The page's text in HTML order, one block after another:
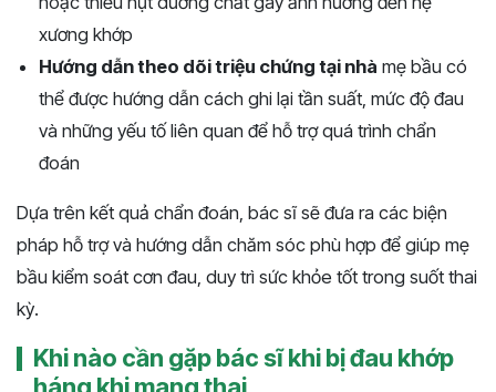
xương khớp
Hướng dẫn theo dõi triệu chứng tại nhà mẹ bầu có
thể được hướng dẫn cách ghi lại tần suất, mức độ đau
và những yếu tố liên quan để hỗ trợ quá trình chẩn
đoán
Dựa trên kết quả chẩn đoán, bác sĩ sẽ đưa ra các biện
pháp hỗ trợ và hướng dẫn chăm sóc phù hợp để giúp mẹ
bầu kiểm soát cơn đau, duy trì sức khỏe tốt trong suốt thai
kỳ.
Khi nào cần gặp bác sĩ khi bị đau khớp
háng khi mang thai